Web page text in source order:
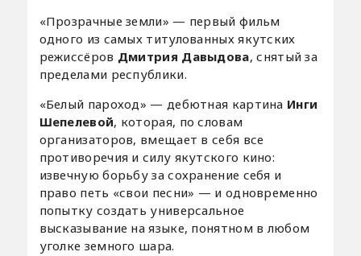
«Прозрачные земли» — первый фильм
одного из самых титулованных якутских
режиссёров Дмитрия Давыдова, снятый за
пределами республики.
«Белый пароход» — дебютная картина Инги
Шепелевой, которая, по словам
организаторов, вмещает в себя все
противоречия и силу якутского кино:
извечную борьбу за сохранение себя и
право петь «свои песни» — и одновременно
попытку создать универсальное
высказывание на языке, понятном в любом
уголке земного шара.